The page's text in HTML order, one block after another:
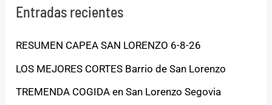
Entradas recientes
RESUMEN CAPEA SAN LORENZO 6-8-26
LOS MEJORES CORTES Barrio de San Lorenzo
TREMENDA COGIDA en San Lorenzo Segovia